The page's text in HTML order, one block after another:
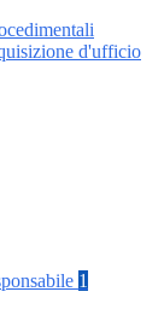
d'ufficio
1